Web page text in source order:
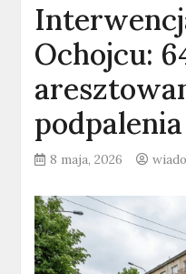
Ochojcu:
podpalenia
8 maja, 2026